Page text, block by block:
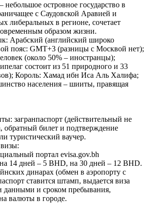
небольшое островное государство в
с Саудовской Аравией и
либеральных в регионе, сочетает
образом жизни.
Арабский (английский широко
пояс: GMT+3 (разницы с Москвой нет);
(около 50% – иностранцы);
состоит из 51 природного и 33
Король: Хамад ибн Иса Аль Халифа;
населения – шииты, правящая
загранпаспорт (действительный не
обратный билет и подтверждение
туристический ваучер.
портал evisa.gov.bh
14 дней – 5 BHD, на 30 дней – 12 BHD.
динарах (обмен в аэропорту с
ставится штамп, выдается виза
данными и сроком пребывания,
валюты в городе.